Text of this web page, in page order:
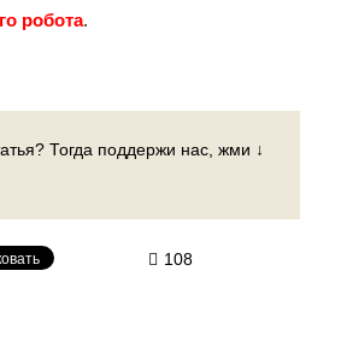
робота.
Тогда поддержи нас, жми ↓
108